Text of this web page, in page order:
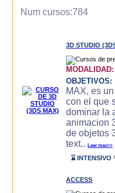
Num cursos:784
3D STUDIO
MODALIDAD:
OBJETIVOS:
MAX, es
con el que
dominar la
animacion
de objetos
text..Leer mas>>
⌛ INTENSIVO
ACCESS